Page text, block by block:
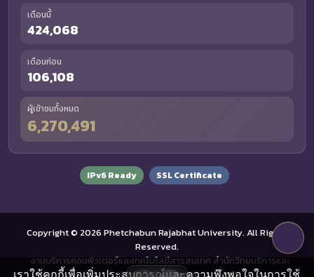
เดือนนี้
424,068
เดือนก่อน
106,108
ผู้เข้าชมทั้งหมด
6,270,491
IPv6 Ready SSL Certificate
Copyright © 2026 Phetchabun Rajabhat University. All Rights
Reserved.
งานบริการคอมพิวเตอร์และเทคโนโลยีสารสนเทศ สำนักวิทยบริการและ